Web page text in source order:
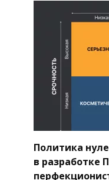
Политика
в разработке